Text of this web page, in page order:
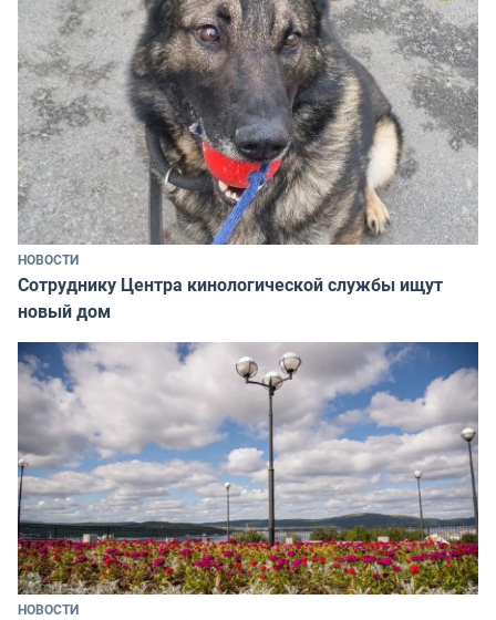
НОВОСТИ
Сотруднику Центра кинологической службы ищут
новый дом
НОВОСТИ